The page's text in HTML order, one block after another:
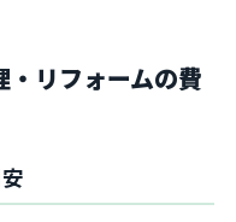
リフォームの費